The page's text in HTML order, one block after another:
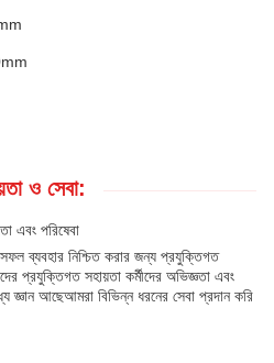
ও সেবা:
এবং পরিষেবা
ব্যবহার নিশ্চিত করার জন্য প্রযুক্তিগত
প্রযুক্তিগত সহায়তা কর্মীদের অভিজ্ঞতা এবং
আছেআমরা বিভিন্ন ধরনের সেবা প্রদান করি